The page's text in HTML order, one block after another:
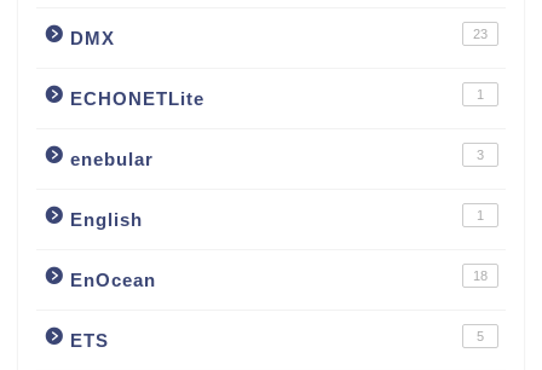
DMX 23
ECHONETLite 1
enebular 3
English 1
EnOcean 18
ETS 5